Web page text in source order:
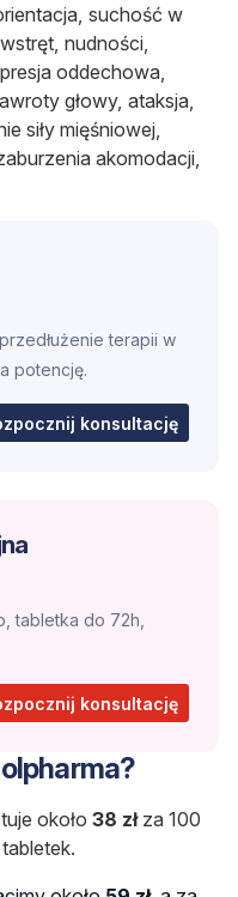
suchość w
nudności,
oddechowa,
głowy, ataksja,
siły mięśniowej,
akomodacji,
terapii w
potencję.
konsultację
tabletka do 72h,
konsultację
około 38 zł za 100